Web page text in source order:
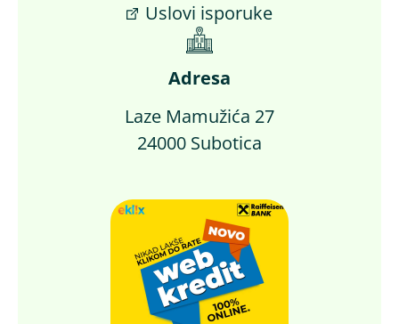
Uslovi isporuke
Adresa
Laze Mamužića 27
24000 Subotica